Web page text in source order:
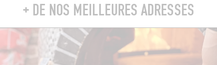
+ DE NOS MEILLEURES ADRESSES